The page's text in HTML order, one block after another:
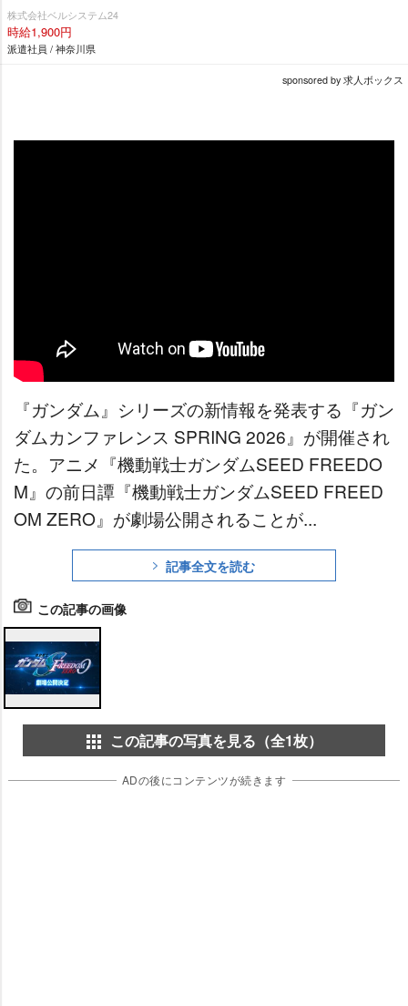
株式会社ベルシステム24
時給1,900円
派遣社員 / 神奈川県
sponsored by 求人ボックス
『ガンダム』シリーズの新情報を発表する『ガン
ダムカンファレンス SPRING 2026』が開催され
た。アニメ『機動戦士ガンダムSEED FREEDO
M』の前日譚『機動戦士ガンダムSEED FREED
OM ZERO』が劇場公開されることが...
記事全文を読む
この記事の画像
この記事の写真を見る（全1枚）
ADの後にコンテンツが続きます